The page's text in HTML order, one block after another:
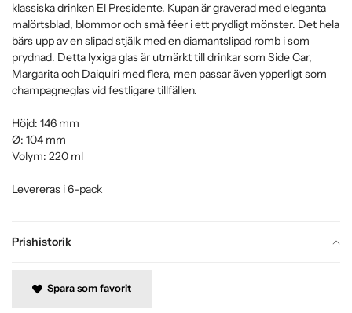
Prishistorik
klassiska drinken El Presidente. Kupan är graverad med eleganta
malörtsblad, blommor och små féer i ett prydligt mönster. Det hela
bärs upp av en slipad stjälk med en diamantslipad romb i som
prydnad. Detta lyxiga glas är utmärkt till drinkar som Side Car,
Margarita och Daiquiri med flera, men passar även ypperligt som
champagneglas vid festligare tillfällen.
Höjd: 146 mm
Ø: 104 mm
Volym: 220 ml
Levereras i 6-pack
Spara som favorit